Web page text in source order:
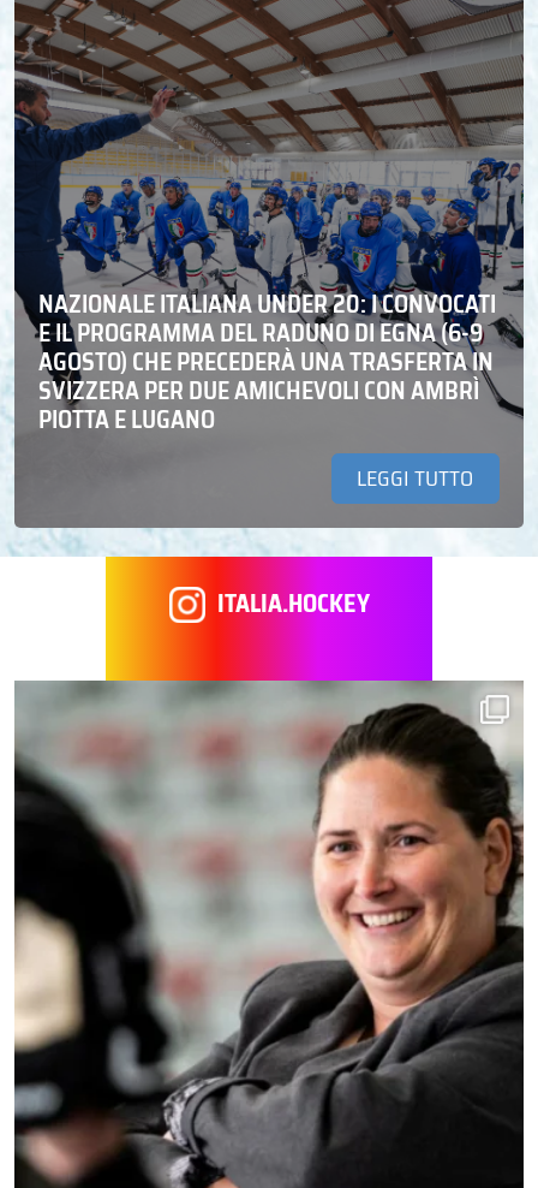
NAZIONALE ITALIANA UNDER 20: I CONVOCATI
E IL PROGRAMMA DEL RADUNO DI EGNA (6-9
AGOSTO) CHE PRECEDERÀ UNA TRASFERTA IN
SVIZZERA PER DUE AMICHEVOLI CON AMBRÌ
PIOTTA E LUGANO
LEGGI TUTTO
ITALIA.HOCKEY